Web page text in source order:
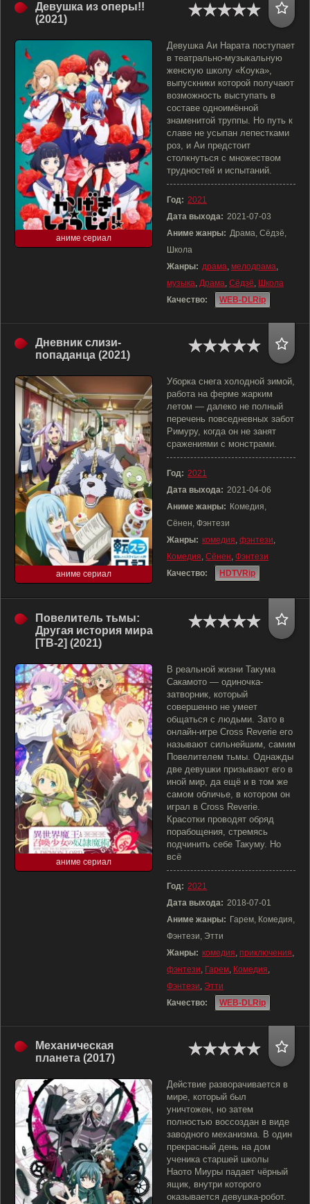
Девушка из оперы!!
(2021)
аниме сериал
Девушка Аи Нарата поступает
в театрально-музыкальную
женскую школу «Коука»,
выпускники которой получают
возможность выступать в
составе одноимённой
знаменитой труппы. Но путь к
славе не усыпан лепестками
роз, и Аи предстоит
столкнуться с множеством
трудностей и испытаний.
Год: 2021
Дата выхода: 2021-07-03
Аниме жанры: Драма, Сёдзё,
Школа
Жанры: драма, мелодрама,
музыка, Драма, Сёдзё, Школа
Качество:
WEB-DLRip
Дневник слизи-
попаданца (2021)
аниме сериал
Уборка снега холодной зимой,
работа на ферме жарким
летом — далеко не полный
перечень повседневных забот
Римуру, когда он не занят
сражениями с монстрами.
Год: 2021
Дата выхода: 2021-04-06
Аниме жанры: Комедия,
Сёнен, Фэнтези
Жанры: комедия, фэнтези,
Комедия, Сёнен, Фэнтези
Качество:
HDTVRip
Повелитель тьмы:
Другая история мира
[ТВ-2] (2021)
аниме сериал
В реальной жизни Такума
Сакамото — одиночка-
затворник, который
совершенно не умеет
общаться с людьми. Зато в
онлайн-игре Cross Reverie его
называют сильнейшим, самим
Повелителем тьмы. Однажды
две девушки призывают его в
иной мир, да ещё и в том же
самом обличье, в котором он
играл в Cross Reverie.
Красотки проводят обряд
порабощения, стремясь
подчинить себе Такуму. Но
всё
Год: 2021
Дата выхода: 2018-07-01
Аниме жанры: Гарем, Комедия,
Фэнтези, Этти
Жанры: комедия, приключения,
фэнтези, Гарем, Комедия,
Фэнтези, Этти
Качество:
WEB-DLRip
Механическая
планета (2017)
Действие разворачивается в
мире, который был
уничтожен, но затем
полностью воссоздан в виде
заводного механизма. В один
прекрасный день на дом
ученика старшей школы
Наото Миуры падает чёрный
ящик, внутри которого
оказывается девушка-робот.